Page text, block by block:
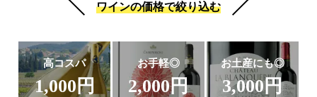
ワインの価格で絞り込む
高コスパ
1,000円
お手軽◎
2,000円
お土産にも◎
3,000円